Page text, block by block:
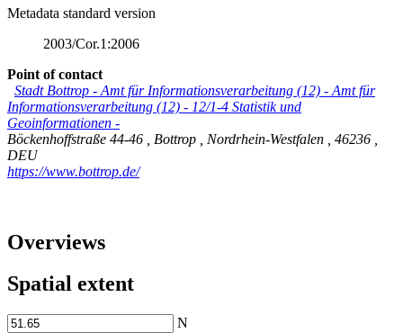
Metadata standard version
2003/Cor.1:2006
Point of contact
Stadt Bottrop - Amt für Informationsverarbeitung (12) - Amt für
Informationsverarbeitung (12) - 12/1-4 Statistik und
Geoinformationen -
Böckenhoffstraße 44-46
Bottrop Nordrhein-Westfalen 46236
DEU
https://www.bottrop.de/
Overviews
Spatial extent
N